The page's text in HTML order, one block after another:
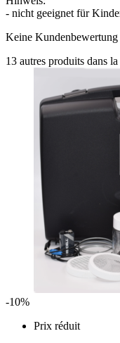
- nicht geeignet für
Keine
13 autres produits dans
-10%
Prix réduit